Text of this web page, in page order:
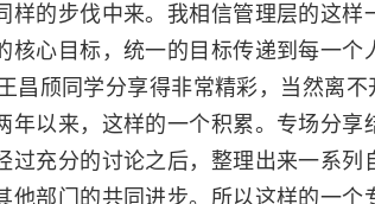
的步伐中来。我相信管理层的这
心目标，统一的目标传递到每一个
颀同学分享得非常精彩，当然离
以来，这样的一个积累。专场分
充分的讨论之后，整理出来一系
部门的共同进步。所以这样的一